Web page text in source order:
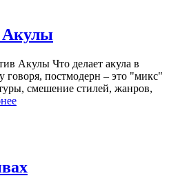
Акулы
Акулы Что делает акула в
говоря, постмодерн – это "микс"
смешение стилей, жанров,